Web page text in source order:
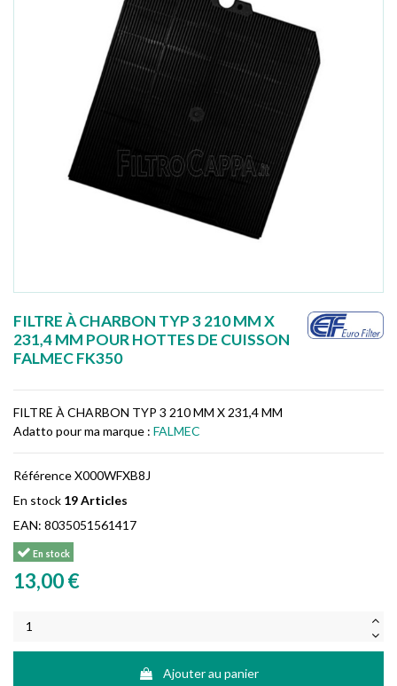
FILTRE À CHARBON TYP 3 210 MM X
231,4 MM POUR HOTTES DE CUISSON
FALMEC FK350
FILTRE À CHARBON TYP 3 210 MM X 231,4 MM
Adatto pour ma marque : FALMEC
RéférenceX000WFXB8J
En stock 19 Articles
EAN: 8035051561417
En stock
13,00 €
Ajouter au panier